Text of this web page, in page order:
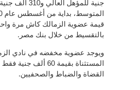
جنية للمؤهل العالي
قيمة عضوية الزمالك كاش مرة
بالتقسيط من خلال بنك مصر.
ويوجد عضوية مخفضه في نادي
المستثناة بقيمة 60 ألف
القضاة والضباط والصحفيين.